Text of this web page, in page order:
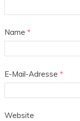
Name *
E-Mail-Adresse *
Website